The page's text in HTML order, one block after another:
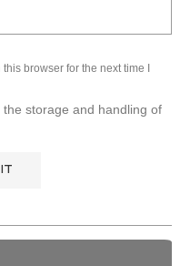
browser for the next time I
storage and handling of